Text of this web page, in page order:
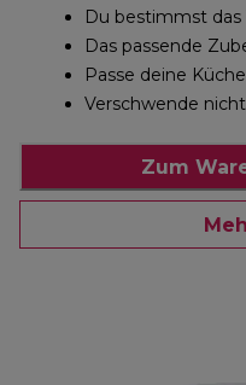
Du bestimmst das
Das passende
Passe deine
Verschwende
Zum